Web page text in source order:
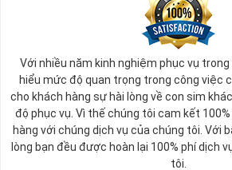
Với nhiều năm kinh nghiệm phục vụ
hiểu mức độ quan trọng trong công việc
cho khách hàng sự hài lòng về con sim
độ phục vụ. Vì thế chúng tôi cam kết
hàng với chúng dịch vụ của chúng tôi. Với
lòng bạn đều được hoàn lại 100% phí dịch
tôi.